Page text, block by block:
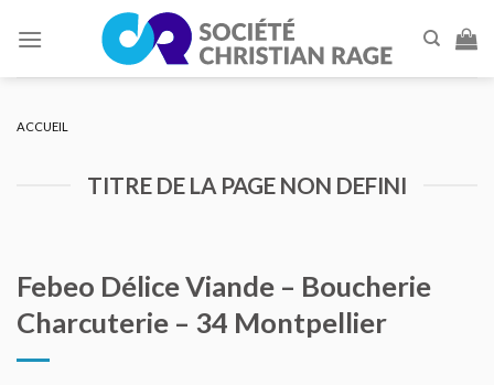
ACCUEIL
TITRE DE LA PAGE NON DEFINI
Febeo Délice Viande – Boucherie
Charcuterie – 34 Montpellier